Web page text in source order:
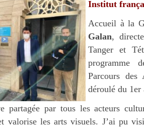
Institut
Accueil à la
Galan,
Tanger et
programme
Parcours
déroulé du 1er
partagée par tous les acteurs
valorise les arts visuels. J’ai pu